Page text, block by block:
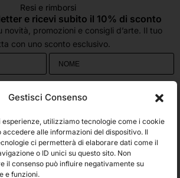
Gestisci Consenso
utilizziamo tecnologie come i cookie
alle informazioni del dispositivo. Il
ci permetterà di elaborare dati come il
o ID unici su questo sito. Non
il consenso può influire negativamente su
e funzioni.
Resi e rimborsi
e ricevi subito il 10% di sconto
novità, promozioni e consigli d’arte. Il tuo
con uno sconto esclusivo.
personali da te forniti vengano trasferiti a Brevo per il
generali e di ricevere le Newsletters.